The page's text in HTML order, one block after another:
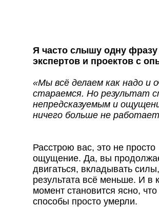
Я часто слышу одну фразу
экспертов и проектов с
«Мы всё делаем как надо и
стараемся. Но результат
непредсказуемым и
ничего больше не
Расстрою вас, это не просто
ощущение. Да, вы
двигаться, вкладывать
результата всё меньше. И в
момент становится ясно,
способы просто умерли.